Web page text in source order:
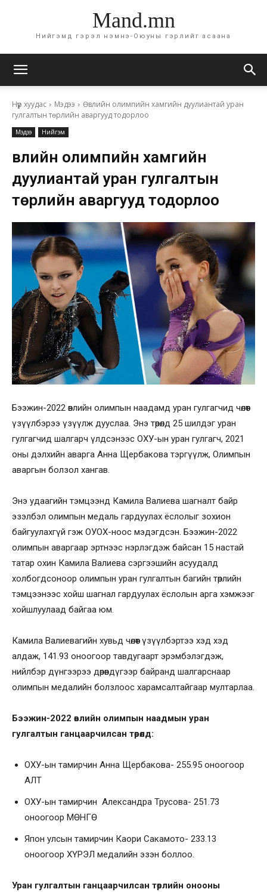
Mand.mn
Нийгэмд гэрэл нэмнэ-Оюуны гэрлийг асаана
Нүүр хуудас Мэдээ
Өвлийн олимпийн хамгийн дуулиантай уран
гулгалтын төрлийн аваргууд тодорлоо
Мэдээ Нийгэм
Өвлийн олимпийн хамгийн
дуулиантай уран гулгалтын
төрлийн аваргууд тодорлоо
Бээжин-2022 өвлийн олимпын наадамд уран гулгагчид чөлөөт
үзүүлбэрээ үзүүлж дууслаа. Энэ төрөлд 25 шилдэг уран
гулгагчид шалгарч үлдсэнээс ОХУ-ын уран гулгагч, 2021
оны дэлхийн аварга Анна Щербакова тэргүүлж, Олимпын
аваргын болзол хангав.
Энэ удаагийн тэмцээнд Камила Валиева шагналт байр
эзэлбэл олимпын медаль гардуулах ёслолыг зохион
байгуулахгүй гэж ОУОХ-ноос мэдэгдсэн. Бээжин-2022
олимпын аваргаар эртнээс нэрлэгдэж байсан 15 настай
татар охин Камила Валиева сэргээшийн асуудалд
холбогдсоноор олимпын уран гулгалтын багийн төрлийн
тэмцээнээс хойш шагнал гардуулах ёслолын арга хэмжээг
хойшлуулаад байгаа юм.
Камила Валиевагийн хувьд чөлөөт үзүүлбэртээ хэд хэд
алдаж, 141.93 оноогоор тавдугаарт эрэмбэлэгдэж,
нийлбэр дүнгээрээ дөрөвдүгээр байранд шалгарснаар
олимпын медалийн болзлоос харамсалтайгаар мултарлаа.
Бээжин-2022 өвлийн олимпын наадмын уран
гулгалтын ганцаарчилсан төрөлд:
ОХУ-ын тамирчин Анна Щербакова- 255.95 оноогоор
АЛТ
ОХУ-ын тамирчин Александра Трусова- 251.73
оноогоор МӨНГӨ
Япон улсын тамирчин Каори Сакамото- 233.13
оноогоор ХҮРЭЛ медалийн эзэн боллоо.
Уран гулгалтын ганцаарчилсан төрлийн онооны